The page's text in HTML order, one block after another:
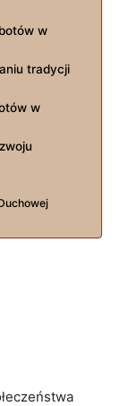
w
tradycji
w